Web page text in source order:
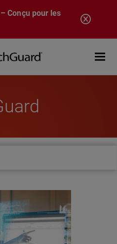
– Conçu pour les
Open